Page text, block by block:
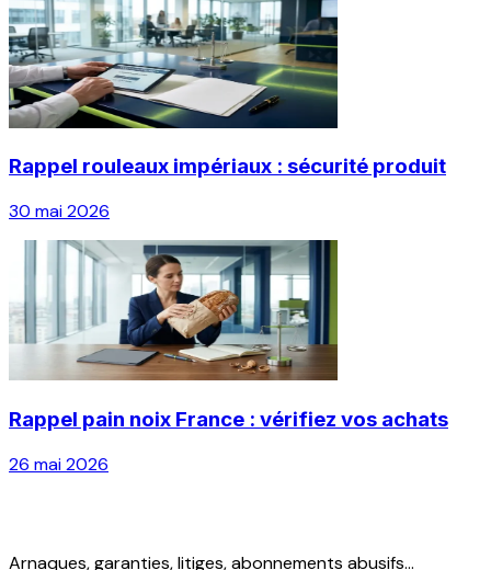
Rappel rouleaux impériaux : sécurité produit
30 mai 2026
Rappel pain noix France : vérifiez vos achats
26 mai 2026
Arnaques, garanties, litiges, abonnements abusifs...